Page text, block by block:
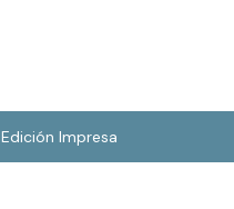
Edición Impresa